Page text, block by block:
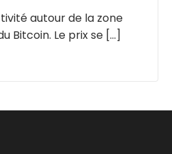
autour de la zone
Bitcoin. Le prix se [...]